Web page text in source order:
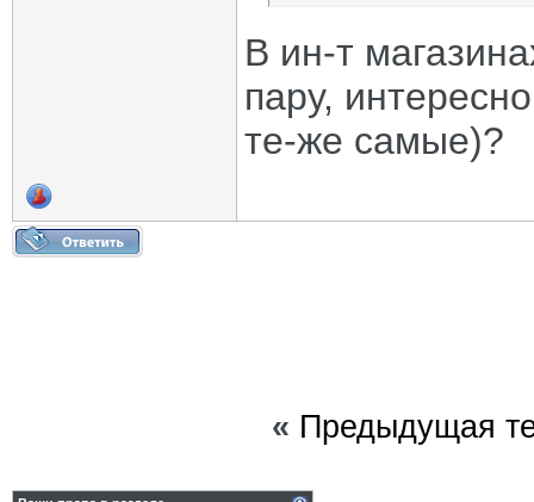
В ин-т
пару,
те-же самые)?
« Предыдущая